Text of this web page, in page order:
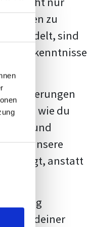
Quellen zu
handelt, sind
Erkenntnisse
auch, wie du
und
und unsere
zeigt, anstatt
deiner